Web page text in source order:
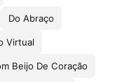
Do Abraço
Virtual
Beijo De Coração